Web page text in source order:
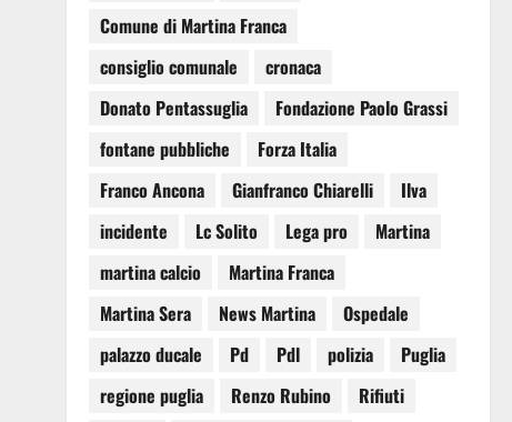
Comune di Martina Franca
consiglio comunale
cronaca
Donato Pentassuglia
Fondazione Paolo Grassi
fontane pubbliche
Forza Italia
Franco Ancona
Gianfranco Chiarelli
Ilva
incidente
Lc Solito Lega pro
Martina
martina calcio
Martina Franca
Martina Sera
News Martina
Ospedale
palazzo ducale
Pd Pdl polizia
Puglia
regione puglia
Renzo Rubino
Rifiuti